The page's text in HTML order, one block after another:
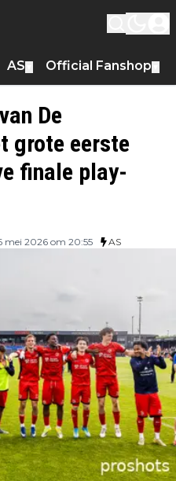
AS Official Fanshop
De
grote eerste
finale play-
mei 2026 om 20:55 AS